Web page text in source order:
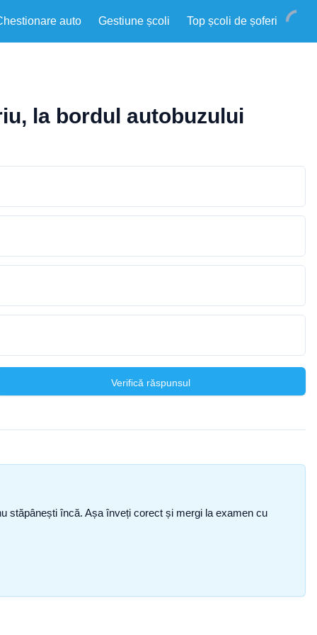
auto Gestiune școli Top școli de șoferi
la bordul autobuzului
Verifică răspunsul
stăpânești încă. Așa înveți corect și mergi la examen cu